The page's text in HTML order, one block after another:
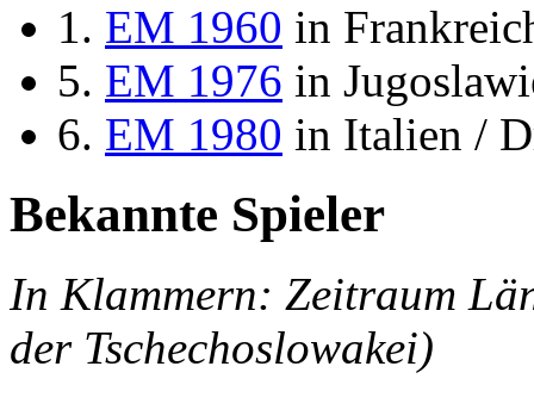
1. EM 1960 in
5. EM 1976 in
6. EM 1980 in Italien /
Bekannte Spieler
In Klammern: Zeitraum
der Tschechoslowakei)